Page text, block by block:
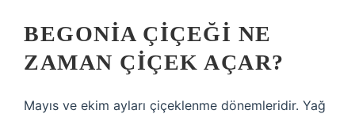
BEGONIA ÇIÇEĞI NE
ZAMAN ÇIÇEK AÇAR?
Mayıs ve ekim ayları çiçeklenme dönemleridir. Yağ